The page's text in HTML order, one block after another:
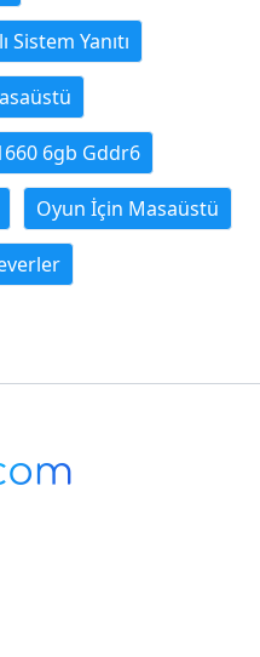
Sistem Yanıtı
6gb Gddr6
Oyun İçin Masaüstü